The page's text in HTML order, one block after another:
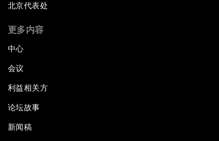
北京代表处
更多内容
中心
会议
利益相关方
论坛故事
新闻稿